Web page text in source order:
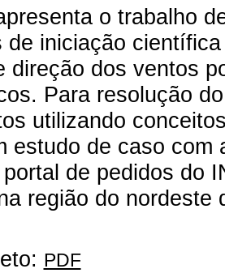
o trabalho
de iniciação
direção dos ventos
Para resolução
utilizando
estudo de caso
de pedidos do
região do nordeste
PDF